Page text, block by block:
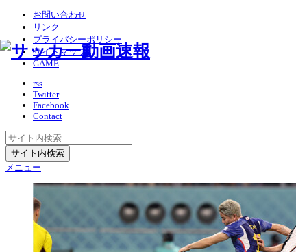
お問い合わせ
リンク
プライバシーポリシー
サイトマップ
GAME
rss
Twitter
Facebook
Contact
メニュー